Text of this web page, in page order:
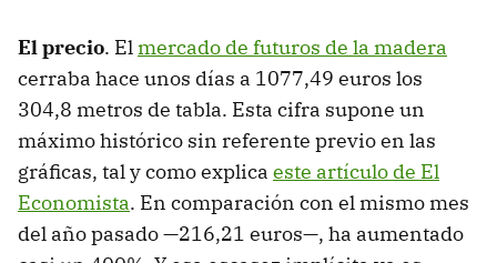
El precio. Elmercado de futuros de la madera
cerraba hace unos días a 1077,49 euros los
304,8 metros de tabla. Esta cifra supone un
máximo histórico sin referente previo en las
gráficas, tal y como explica este artículo de El
Economista. En comparación con el mismo mes
del año pasado —216,21 euros—, ha aumentado